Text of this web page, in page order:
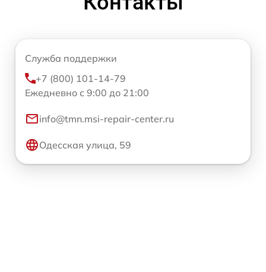
Служба поддержки
+7 (800) 101-14-79
Ежедневно с 9:00 до 21:00
info@tmn.msi-repair-center.ru
Одесская улица, 59